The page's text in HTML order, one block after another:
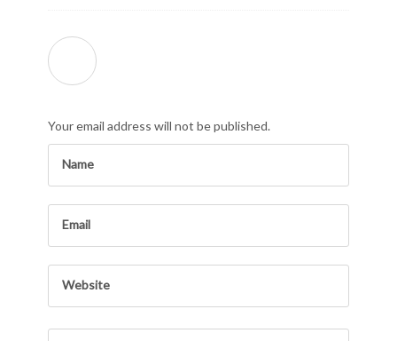
Your email address will not be published.